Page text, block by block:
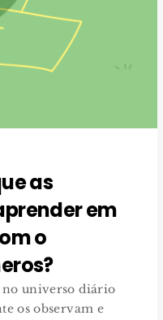
as
em
o
no universo diário
os observam e